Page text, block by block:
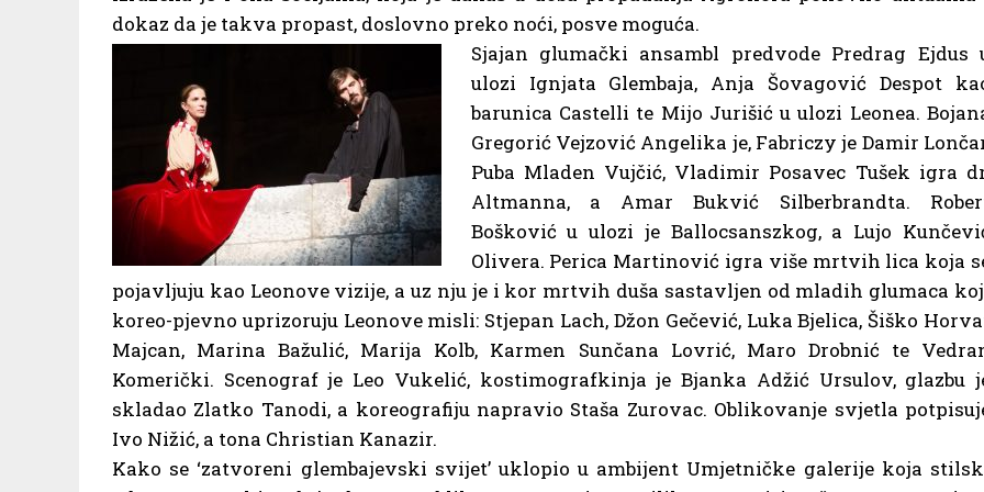
dokaz da je takva propast, doslovno preko noći, posve moguća.
Sjajan glumački ansambl predvode Predrag Ejdus
ulozi Ignjata Glembaja, Anja Šovagović Despot
barunica Castelli te Mijo Jurišić u ulozi Leonea.
Gregorić Vejzović Angelika je, Fabriczy je Damir
Puba Mladen Vujčić, Vladimir Posavec Tušek igra
Altmanna, a Amar Bukvić Silberbrandta.
Bošković u ulozi je Ballocsanszkog, a Lujo
Olivera. Perica Martinović igra više mrtvih lica koja
pojavljuju kao Leonove vizije, a uz nju je i kor mrtvih duša sastavljen od mladih glumaca
koreo-pjevno uprizoruju Leonove misli: Stjepan Lach, Džon Gečević, Luka Bjelica, Šiško
Majcan, Marina Bažulić, Marija Kolb, Karmen Sunčana Lovrić, Maro Drobnić te
Komerički. Scenograf je Leo Vukelić, kostimografkinja je Bjanka Adžić Ursulov, glazbu
skladao Zlatko Tanodi, a koreografiju napravio Staša Zurovac. Oblikovanje svjetla
Ivo Nižić, a tona Christian Kanazir.
Kako se ‘zatvoreni glembajevski svijet’ uklopio u ambijent Umjetničke galerije koja